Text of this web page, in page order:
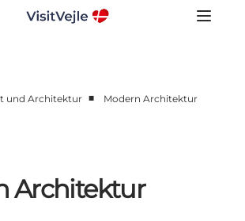
und Architektur ■ Modern Architektur
Architektur